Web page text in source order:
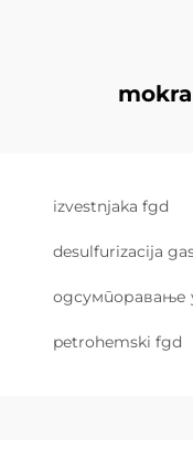
izvestnjaka fgd
desulfurizacija
одсумпоравање
petrohemski fgd